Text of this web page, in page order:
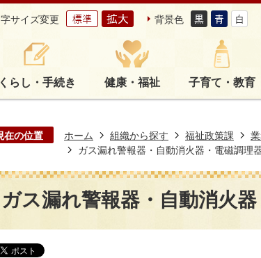
サイズ変更 背景色
くらし・手続き 健康・福祉 子育て・教育
在の位置 ホーム 組織から探す 福祉政策課
ガス漏れ警報器・自動消火器・電磁調理
ガス漏れ警報器・自動消火